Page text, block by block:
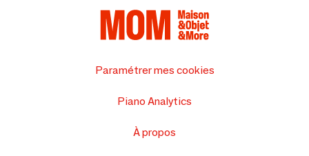
Paramétrer mes cookies
Piano Analytics
À propos